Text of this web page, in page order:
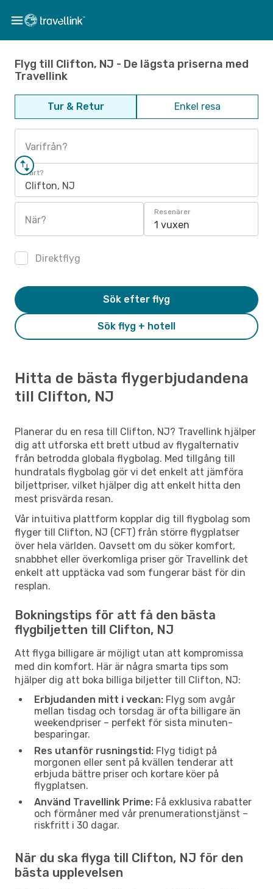
Flyg till Clifton, NJ - De lägsta priserna med
Travellink
Tur & Retur Enkel resa
Varifrån?
Vart?
Clifton, NJ
När?
Resenärer
1 vuxen
Direktflyg
Sök flyg + hotell
Sök efter flyg
Hitta de bästa flygerbjudandena
till Clifton, NJ
Planerar du en resa till Clifton, NJ? Travellink hjälper
dig att utforska ett brett utbud av flygalternativ
från betrodda globala flygbolag. Med tillgång till
hundratals flygbolag gör vi det enkelt att jämföra
biljettpriser, vilket hjälper dig att enkelt hitta den
mest prisvärda resan.
Vår intuitiva plattform kopplar dig till flygbolag som
flyger till Clifton, NJ (CFT) från större flygplatser
över hela världen. Oavsett om du söker komfort,
snabbhet eller överkomliga priser gör Travellink det
enkelt att upptäcka vad som fungerar bäst för din
resplan.
Bokningstips för att få den bästa
flygbiljetten till Clifton, NJ
Att flyga billigare är möjligt utan att kompromissa
med din komfort. Här är några smarta tips som
hjälper dig att boka billiga biljetter till Clifton, NJ:
Erbjudanden mitt i veckan: Flyg som avgår
mellan tisdag och torsdag är ofta billigare än
weekendpriser – perfekt för sista minuten-
besparingar.
Res utanför rusningstid: Flyg tidigt på
morgonen eller sent på kvällen tenderar att
erbjuda bättre priser och kortare köer på
flygplatsen.
Använd Travellink Prime: Få exklusiva rabatter
och förmåner med vår prenumerationstjänst –
riskfritt i 30 dagar.
När du ska flyga till Clifton, NJ för den
bästa upplevelsen